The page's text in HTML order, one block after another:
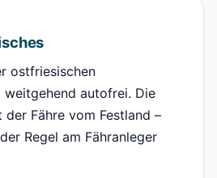
ostfriesischen
weitgehend autofrei. Die
Fähre vom Festland –
Regel am Fähranleger